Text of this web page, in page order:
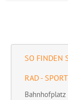
SO FINDEN
RAD -
Bahnhofplatz